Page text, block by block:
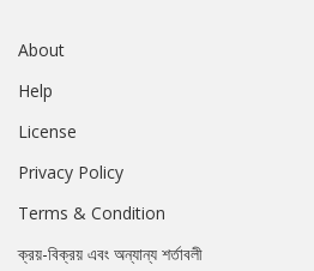
About
Help
License
Privacy Policy
Terms & Condition
ক্রয়-বিক্রয় এবং অন্যান্য শর্তাবলী